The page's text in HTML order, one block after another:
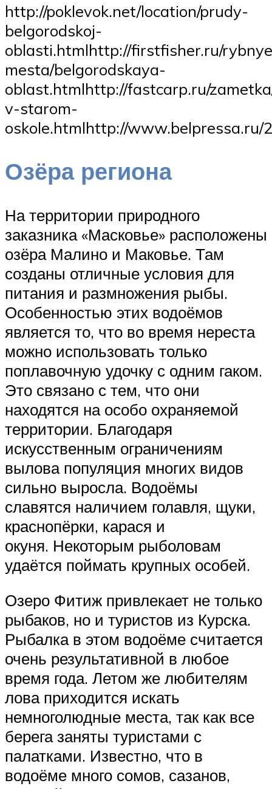
http://poklevok.net/location/prudy-
belgorodskoj-
oblasti.htmlhttp://firstfisher.ru/
mesta/belgorodskaya-
oblast.htmlhttp://fastcarp.ru/
v-starom-
oskole.htmlhttp://www.belpressa.ru/
Озёра региона
На территории природного
заказника «Масковье» расположены
озёра Малино и Маковье. Там
созданы отличные условия для
питания и размножения рыбы.
Особенностью этих водоёмов
является то, что во время нереста
можно использовать только
поплавочную удочку с одним гаком.
Это связано с тем, что они
находятся на особо охраняемой
территории. Благодаря
искусственным ограничениям
вылова популяция многих видов
сильно выросла. Водоёмы
славятся наличием голавля, щуки,
краснопёрки, карася и
окуня. Некоторым рыболовам
удаётся поймать крупных особей.
Озеро Фитиж привлекает не только
рыбаков, но и туристов из Курска.
Рыбалка в этом водоёме считается
очень результативной в любое
время года. Летом же любителям
лова приходится искать
немноголюдные места, так как все
берега заняты туристами с
палатками. Известно, что в
водоёме много сомов, сазанов,